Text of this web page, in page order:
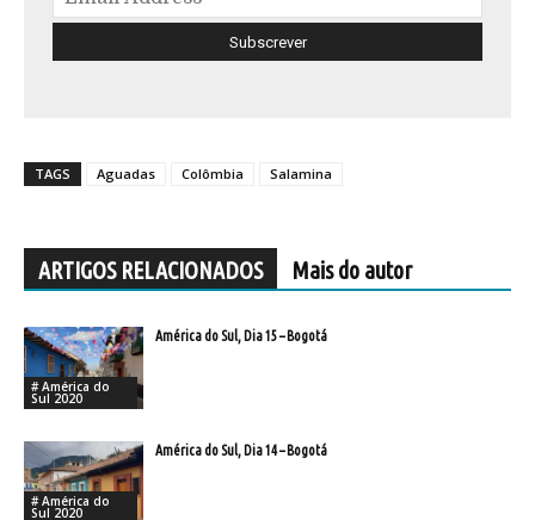
TAGS Aguadas Colômbia Salamina
ARTIGOS RELACIONADOS Mais do autor
# América do
Sul 2020
América do Sul, Dia 15 – Bogotá
# América do
Sul 2020
América do Sul, Dia 14 – Bogotá